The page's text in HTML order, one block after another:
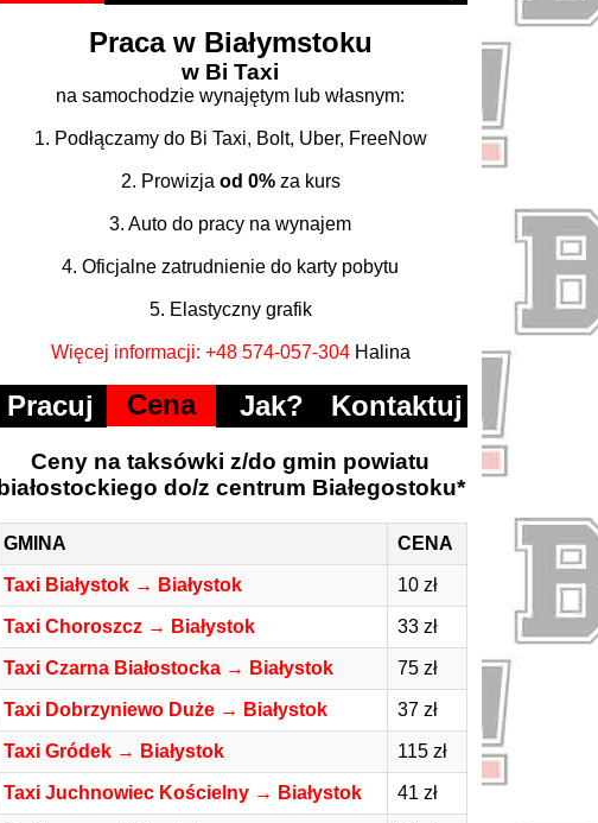
Praca w Białymstoku
w Bi Taxi
na samochodzie wynajętym lub własnym:
1. Podłączamy do Bi Taxi, Bolt, Uber, FreeNow
2. Prowizja od 0%za kurs
3. Auto do pracy na wynajem
4. Oficjalne zatrudnienie do karty pobytu
5. Elastyczny grafik
Więcej informacji: +48 574-057-304Halina
Pracuj Cena Jak? Kontaktuj
Ceny na taksówki z/do gmin powiatu
białostockiego do/z centrum Białegostoku*
GMINA CENA
Taxi Białystok → Białystok 10 zł
Taxi Choroszcz → Białystok 33 zł
Taxi Czarna Białostocka → Białystok 75 zł
Taxi Dobrzyniewo Duże → Białystok 37 zł
Taxi Gródek → Białystok 115 zł
Taxi Juchnowiec Kościelny → Białystok 41 zł